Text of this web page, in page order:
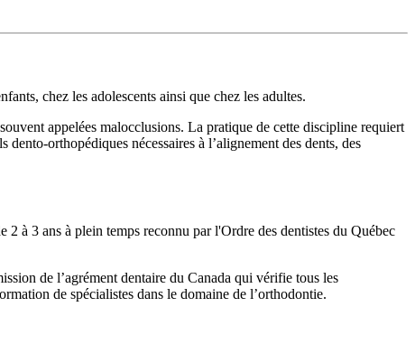
chez les adolescents ainsi que chez les adultes.
appelées malocclusions. La pratique de cette discipline requiert
orthopédiques nécessaires à l’alignement des dents, des
à 3 ans à plein temps reconnu par l'Ordre des dentistes du Québec
de l’agrément dentaire du Canada qui vérifie tous les
de spécialistes dans le domaine de l’orthodontie.